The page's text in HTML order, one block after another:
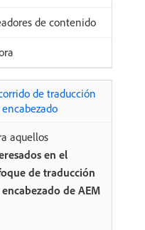
de contenido
de traducción
aquellos
en el
de traducción
de AEM